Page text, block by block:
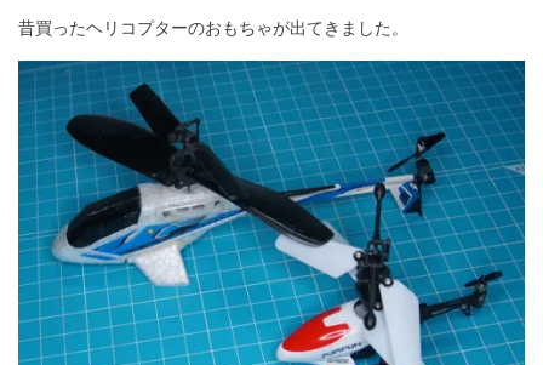
編）
昔買ったヘリコプターのおもちゃが出てきました。